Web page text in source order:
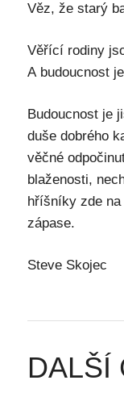
Věz, že starý
Věřící rodiny
A budoucnost
Budoucnost je
duše dobrého
věčné
blaženosti,
hříšníky zde
zápase.
Steve Skojec
DALŠÍ